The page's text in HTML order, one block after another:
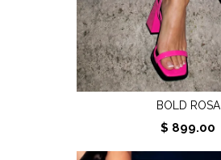
BOLD ROSA
$ 899.00